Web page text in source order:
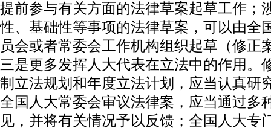
提前参与有关方面的法律草案起草工作；
性、基础性等事项的法律草案，可以由全
员会或者常委会工作机构组织起草（修正
三是更多发挥人大代表在立法中的作用。
制立法规划和年度立法计划，应当认真研
全国人大常委会审议法律案，应当通过多
见，并将有关情况予以反馈；全国人大专